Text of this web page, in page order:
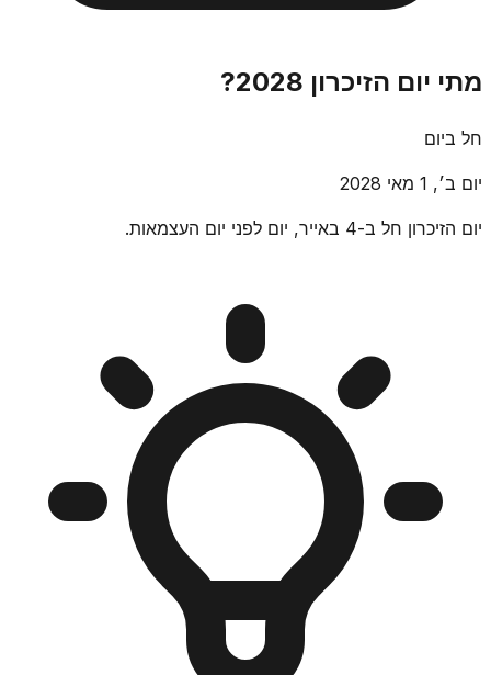
מתי יום הזיכרון 2028?
חל ביום
יום ב׳, 1 מאי 2028
יום הזיכרון חל ב-4 באייר, יום לפני יום העצמאות.